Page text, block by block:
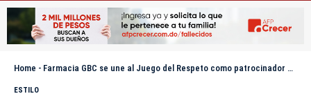
Home - Farmacia GBC se une al Juego del Respeto como patrocinador oficial del histórico evento en Nueva Jersey
ESTILO